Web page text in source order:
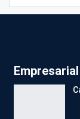
Empresarial